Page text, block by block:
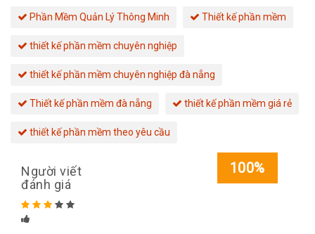
Phần Mềm Quản Lý Thông Minh Thiết kế phần mềm
thiết kế phần mềm chuyên nghiệp
thiết kế phần mềm chuyên nghiệp đà nẵng
Thiết kế phần mềm đà nẵng thiết kế phần mềm giá rẻ
thiết kế phần mềm theo yêu cầu
Người viết
đánh giá
Rated
5
100%